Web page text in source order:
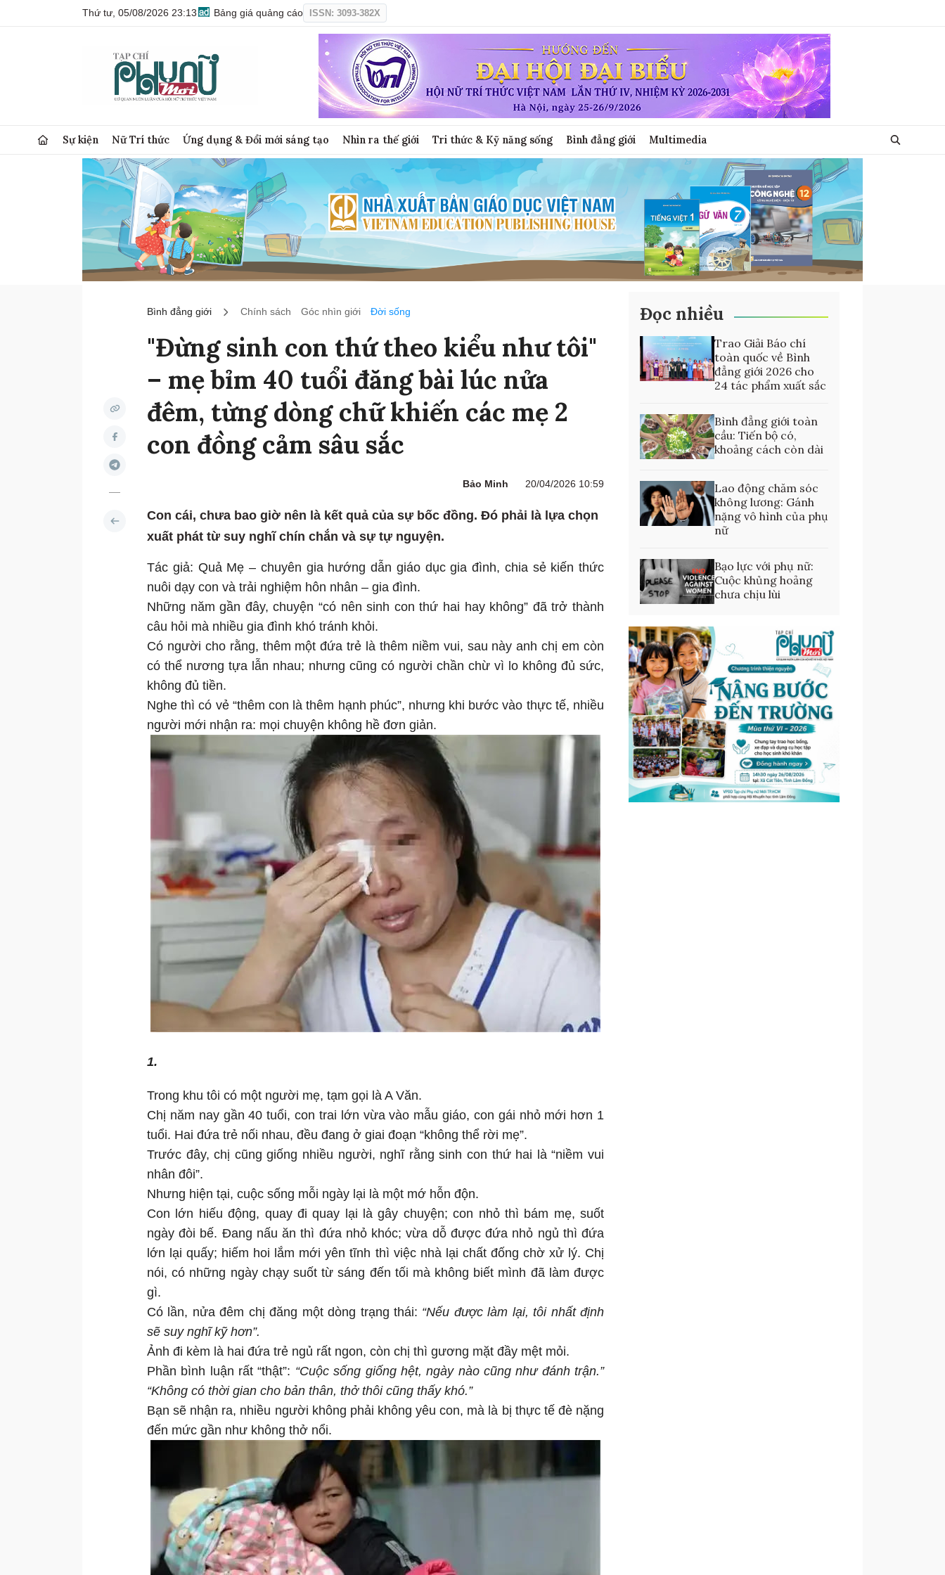
Thứ tư, 05/08/2026 23:13 Bảng giá quảng cáo ISSN: 3093-382X
Sự kiện Nữ Trí thức Ứng dụng & Đổi mới sáng tạo Nhìn ra thế giới Tri thức & Kỹ năng sống Bình đẳng giới Multimedia
Bình đẳng giới Chính sách Góc nhìn giới Đời sống
"Đừng sinh con thứ theo kiểu như tôi"
– mẹ bỉm 40 tuổi đăng bài lúc nửa
đêm, từng dòng chữ khiến các mẹ 2
con đồng cảm sâu sắc
Bảo Minh 20/04/2026 10:59
Con cái, chưa bao giờ nên là kết quả của sự bốc đồng. Đó phải là lựa chọn
xuất phát từ suy nghĩ chín chắn và sự tự nguyện.
Tác giả: Quả Mẹ – chuyên gia hướng dẫn giáo dục gia đình, chia sẻ kiến thức
nuôi dạy con và trải nghiệm hôn nhân – gia đình.
Những năm gần đây, chuyện “có nên sinh con thứ hai hay không” đã trở thành
câu hỏi mà nhiều gia đình khó tránh khỏi.
Có người cho rằng, thêm một đứa trẻ là thêm niềm vui, sau này anh chị em còn
có thể nương tựa lẫn nhau; nhưng cũng có người chần chừ vì lo không đủ sức,
không đủ tiền.
Nghe thì có vẻ “thêm con là thêm hạnh phúc”, nhưng khi bước vào thực tế, nhiều
người mới nhận ra: mọi chuyện không hề đơn giản.
1.
Trong khu tôi có một người mẹ, tạm gọi là A Văn.
Chị năm nay gần 40 tuổi, con trai lớn vừa vào mẫu giáo, con gái nhỏ mới hơn 1
tuổi. Hai đứa trẻ nối nhau, đều đang ở giai đoạn “không thể rời mẹ”.
Trước đây, chị cũng giống nhiều người, nghĩ rằng sinh con thứ hai là “niềm vui
nhân đôi”.
Nhưng hiện tại, cuộc sống mỗi ngày lại là một mớ hỗn độn.
Con lớn hiếu động, quay đi quay lại là gây chuyện; con nhỏ thì bám mẹ, suốt
ngày đòi bế. Đang nấu ăn thì đứa nhỏ khóc; vừa dỗ được đứa nhỏ ngủ thì đứa
lớn lại quấy; hiếm hoi lắm mới yên tĩnh thì việc nhà lại chất đống chờ xử lý. Chị
nói, có những ngày chạy suốt từ sáng đến tối mà không biết mình đã làm được
gì.
Có lần, nửa đêm chị đăng một dòng trạng thái: “Nếu được làm lại, tôi nhất định
sẽ suy nghĩ kỹ hơn”.
Ảnh đi kèm là hai đứa trẻ ngủ rất ngon, còn chị thì gương mặt đầy mệt mỏi.
Phần bình luận rất “thật”: “Cuộc sống giống hệt, ngày nào cũng như đánh trận.”
“Không có thời gian cho bản thân, thở thôi cũng thấy khó.”
Bạn sẽ nhận ra, nhiều người không phải không yêu con, mà là bị thực tế đè nặng
đến mức gần như không thở nổi.
Đọc nhiều
Trao Giải Báo chí
toàn quốc về Bình
đẳng giới 2026 cho
24 tác phẩm xuất sắc
Bình đẳng giới toàn
cầu: Tiến bộ có,
khoảng cách còn dài
Lao động chăm sóc
không lương: Gánh
nặng vô hình của phụ
nữ
Bạo lực với phụ nữ:
Cuộc khủng hoảng
chưa chịu lùi